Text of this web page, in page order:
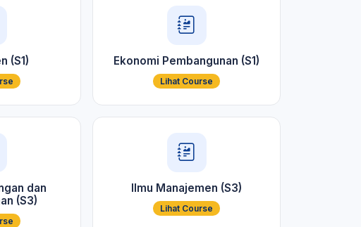
(S1) Ekonomi Pembangunan (S1)
Lihat Course
dan
(S3)
Ilmu Manajemen (S3)
Lihat Course